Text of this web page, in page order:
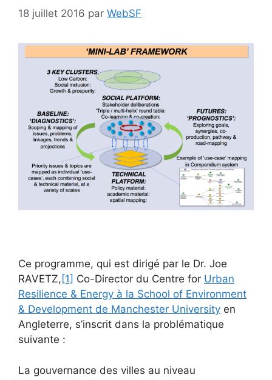
18 juillet 2016 par WebSF
Ce programme, qui est dirigé par le Dr. Joe
RAVETZ, [1] Co-Director du Centre for Urban
Resilience & Energy à la School of Environment
& Development de Manchester University en
Angleterre, s’inscrit dans la problématique
suivante :
La gouvernance des villes au niveau